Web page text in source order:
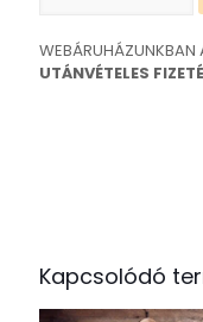
WEBÁRUHÁZUNKBAN
UTÁNVÉTELES
Kapcsolódó